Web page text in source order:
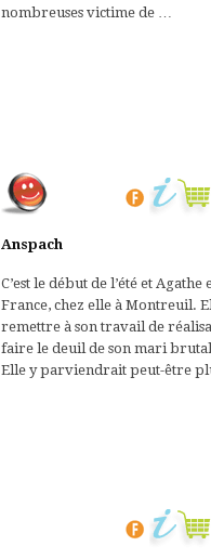
nombreuses victime de …
Anspach
C’est le début de l’été et
France, chez elle à Montreuil.
remettre à son travail de
faire le deuil de son mari
Elle y parviendrait peut-être